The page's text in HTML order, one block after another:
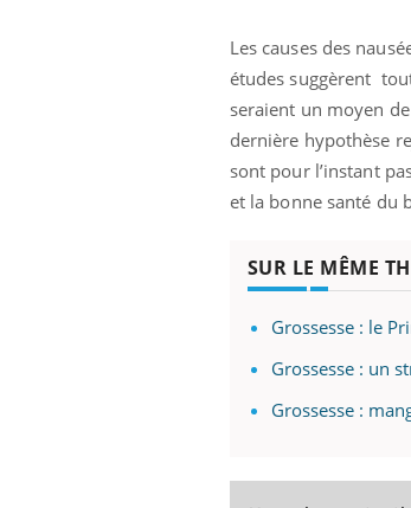
Les causes des
études suggèrent
seraient un moyen
dernière hypothèse
sont pour l’instant
et la bonne santé du
SUR LE MÊME
Grossesse : le
Grossesse : un
Grossesse :